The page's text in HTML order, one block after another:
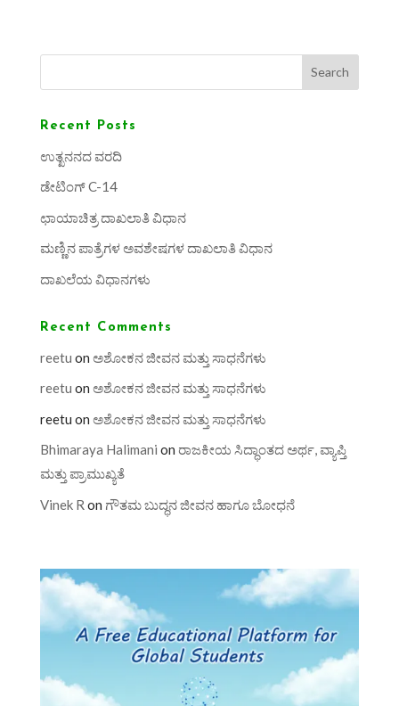
Search
Recent Posts
ಉತ್ಖನನದ ವರದಿ
ಡೇಟಿಂಗ್ C-14
ಛಾಯಾಚಿತ್ರ ದಾಖಲಾತಿ ವಿಧಾನ
ಮಣ್ಣಿನ ಪಾತ್ರೆಗಳ ಅವಶೇಷಗಳ ದಾಖಲಾತಿ ವಿಧಾನ
ದಾಖಲೆಯ ವಿಧಾನಗಳು
Recent Comments
reetu on ಅಶೋಕನ ಜೀವನ ಮತ್ತು ಸಾಧನೆಗಳು
reetu on ಅಶೋಕನ ಜೀವನ ಮತ್ತು ಸಾಧನೆಗಳು
reetu on ಅಶೋಕನ ಜೀವನ ಮತ್ತು ಸಾಧನೆಗಳು
Bhimaraya Halimani on ರಾಜಕೀಯ ಸಿದ್ಧಾಂತದ ಅರ್ಥ, ವ್ಯಾಪ್ತಿ
ಮತ್ತು ಪ್ರಾಮುಖ್ಯತೆ
Vinek R on ಗೌತಮ ಬುದ್ಧನ ಜೀವನ ಹಾಗೂ ಬೋಧನೆ